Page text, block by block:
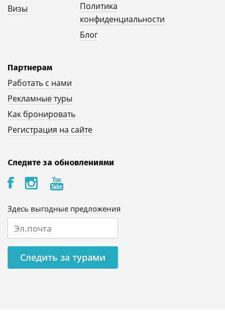
Визы
Политика
конфиденциальности
Блог
Партнерам
Работать с нами
Рекламные туры
Как бронировать
Регистрация на сайте
Следите за обновлениями
Здесь выгодные предложения
Следить за турами